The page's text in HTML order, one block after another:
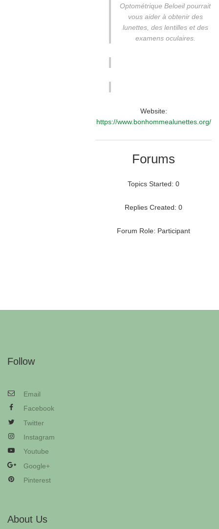
Optométrique Beloeil pourrait
vous aider à obtenir des
lunettes, des lentilles et des
examens oculaires.
Website:
https://www.bonhommealunettes.org/
Forums
Topics Started: 0
Replies Created: 0
Forum Role: Participant
Follow
Email
Facebook
Twitter
Instagram
Youtube
Google+
Pinterest
About Us